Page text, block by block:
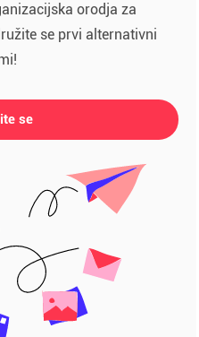
orodja za
se prvi alternativni
se